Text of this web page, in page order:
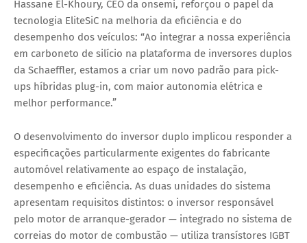
Hassane El-Khoury, CEO da onsemi, reforçou o papel da
tecnologia EliteSiC na melhoria da eficiência e do
desempenho dos veículos: “Ao integrar a nossa experiência
em carboneto de silício na plataforma de inversores duplos
da Schaeffler, estamos a criar um novo padrão para pick-
ups híbridas plug-in, com maior autonomia elétrica e
melhor performance.”
O desenvolvimento do inversor duplo implicou responder a
especificações particularmente exigentes do fabricante
automóvel relativamente ao espaço de instalação,
desempenho e eficiência. As duas unidades do sistema
apresentam requisitos distintos: o inversor responsável
pelo motor de arranque-gerador — integrado no sistema de
correias do motor de combustão — utiliza transístores IGBT